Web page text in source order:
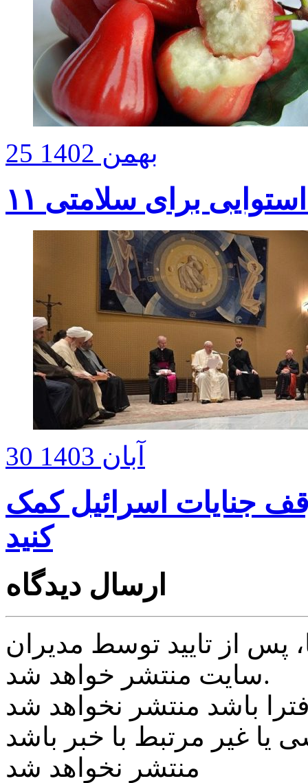
25 بهمن 1402
برای سلامتی
30 آبان 1403
جنایات اسرائیل کمک
کنید
ارسال دیدگاه
از تایید توسط مدیران
سایت منتشر خواهد شد.
یا غیر مرتبط با خبر باشد
منتشر نخواهد شد